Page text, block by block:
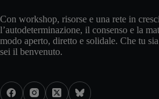
Con workshop, risorse e una rete in
l’autodeterminazione, il consenso e la
modo aperto, diretto e solidale. Che tu
sei il benvenuto.